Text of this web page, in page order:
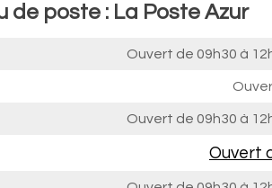
poste : La Poste Azur
Ouvert de 09h30 à
Ouvert de 09h30 à
Ouvert